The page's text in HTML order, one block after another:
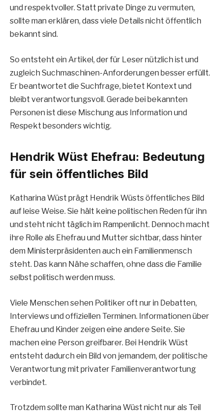
und respektvoller. Statt private Dinge zu vermuten,
sollte man erklären, dass viele Details nicht öffentlich
bekannt sind.
So entsteht ein Artikel, der für Leser nützlich ist und
zugleich Suchmaschinen-Anforderungen besser erfüllt.
Er beantwortet die Suchfrage, bietet Kontext und
bleibt verantwortungsvoll. Gerade bei bekannten
Personen ist diese Mischung aus Information und
Respekt besonders wichtig.
Hendrik Wüst Ehefrau: Bedeutung
für sein öffentliches Bild
Katharina Wüst prägt Hendrik Wüsts öffentliches Bild
auf leise Weise. Sie hält keine politischen Reden für ihn
und steht nicht täglich im Rampenlicht. Dennoch macht
ihre Rolle als Ehefrau und Mutter sichtbar, dass hinter
dem Ministerpräsidenten auch ein Familienmensch
steht. Das kann Nähe schaffen, ohne dass die Familie
selbst politisch werden muss.
Viele Menschen sehen Politiker oft nur in Debatten,
Interviews und offiziellen Terminen. Informationen über
Ehefrau und Kinder zeigen eine andere Seite. Sie
machen eine Person greifbarer. Bei Hendrik Wüst
entsteht dadurch ein Bild von jemandem, der politische
Verantwortung mit privater Familienverantwortung
verbindet.
Trotzdem sollte man Katharina Wüst nicht nur als Teil